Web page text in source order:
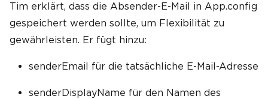
Tim erklärt, dass die Absender-E-Mail in App.config
gespeichert werden sollte, um Flexibilität zu
gewährleisten. Er fügt hinzu:
senderEmail für die tatsächliche E-Mail-Adresse
senderDisplayName für den Namen des